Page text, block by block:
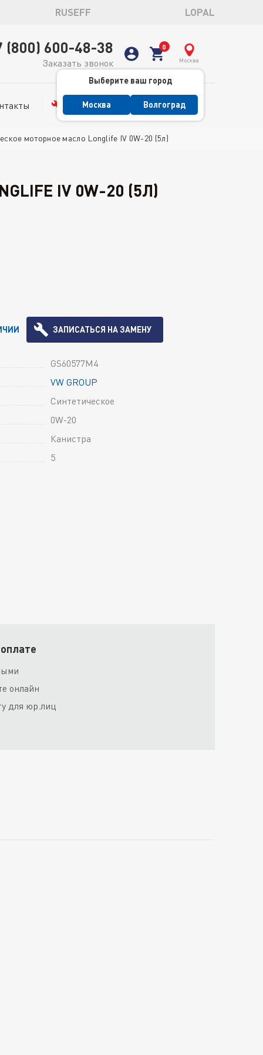
RUSEFF LOPAL
(800) 600-48-38
Заказать звонок Москва
Выберите ваш город
Москва Волгоград
Сервис
моторное масло Longlife IV 0W-20 (5л)
IV 0W-20 (5Л)
ЗАПИСАТЬСЯ НА ЗАМЕНУ
GS60577M4
VW GROUP
Синтетическое
0W-20
Канистра
5
онлайн
для юр.лиц